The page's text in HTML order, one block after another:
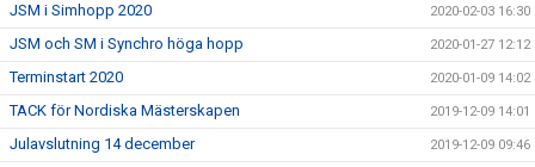
JSM i Simhopp 2020 2020-02-03 16:30
JSM och SM i Synchro höga hopp 2020-01-27 12:12
Terminstart 2020 2020-01-09 14:02
TACK för Nordiska Mästerskapen 2019-12-09 14:01
Julavslutning 14 december 2019-12-09 09:46